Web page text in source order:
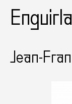
Jean-